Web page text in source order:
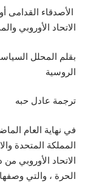
الأصدقاء القدامى
الاتحاد الأوروبي
بقلم المحلل
الروسية
ترجمة عادل حبه
في نهاية العام
المملكة المتحدة
الاتحاد الأوروبي
الحرة ، والتي